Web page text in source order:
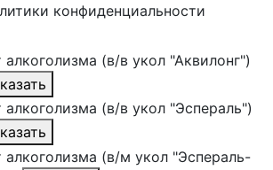
конфиденциальности
(в/в укол "Аквилонг")
(в/в укол "Эспераль")
алкоголизма (в/м укол "Эспераль-